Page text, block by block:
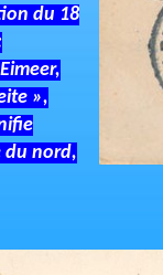
du 18
»,
du nord,